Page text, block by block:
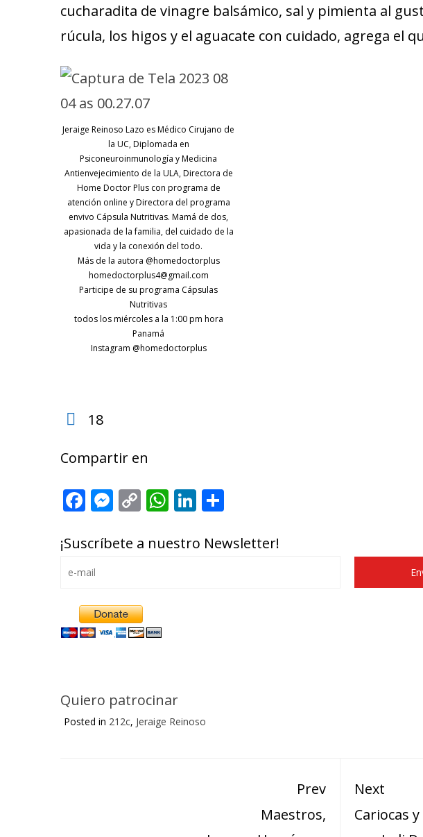
cucharadita de vinagre balsámico, sal y pimienta al
rúcula, los higos y el aguacate con cuidado, agrega el
Jeraige Reinoso Lazo es Médico Cirujano de
la UC, Diplomada en
Psiconeuroinmunología y Medicina
Antienvejecimiento de la ULA, Directora de
Home Doctor Plus con programa de
atención online y Directora del programa
envivo Cápsula Nutritivas. Mamá de dos,
apasionada de la familia, del cuidado de la
vida y la conexión del todo.
Más de la autora @homedoctorplus
homedoctorplus4@gmail.com
Participe de su programa Cápsulas
Nutritivas
todos los miércoles a la 1:00 pm hora
Panamá
Instagram @homedoctorplus
18
Compartir en
Facebook
Messenger
CopyWhatsApp
LinkedIn
¡Suscríbete a nuestro Newsletter!
Quiero patrocinar
Posted in 212c, Jeraige Reinoso
Prev
Maestros,
Next
Cariocas